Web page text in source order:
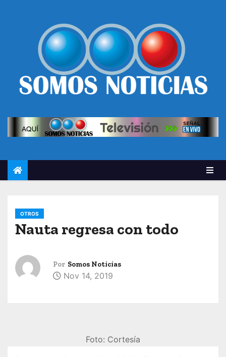
OTROS
Nauta regresa con todo
Por Somos Noticias
Nov 14, 2019
Foto: Cortesía